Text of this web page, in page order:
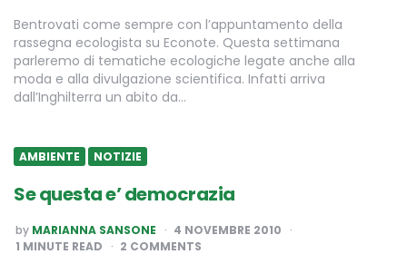
Bentrovati come sempre con l’appuntamento della
rassegna ecologista su Econote. Questa settimana
parleremo di tematiche ecologiche legate anche alla
moda e alla divulgazione scientifica. Infatti arriva
dall’Inghilterra un abito da…
AMBIENTE NOTIZIE
Se questa e’ democrazia
POSTED
BY
by MARIANNA SANSONE
4 NOVEMBRE 2010
1 MINUTE READ 2 COMMENTS